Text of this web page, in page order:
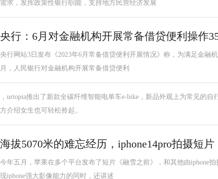
需求，发挥政策性银行职能，支持地方民营经济发展
央行：6月对金融机构开展常备借贷便利操作
央行网站3日发布《2023年6月常备借贷便利开展情况》称，为满足金融
月，人民银行对金融机构开展常备借贷便利
，urtopia推出了新款全碳纤维智能电单车e-bike，新品外观上为常见的
方介绍女生也可轻松拎起。
海拔5070米的难忘经历，iphone14pro拍摄短
今年五月，苹果在多个平台发布了短片《融雪之前》，和其他由iphone
现iphone强大影像能力的同时，还讲述